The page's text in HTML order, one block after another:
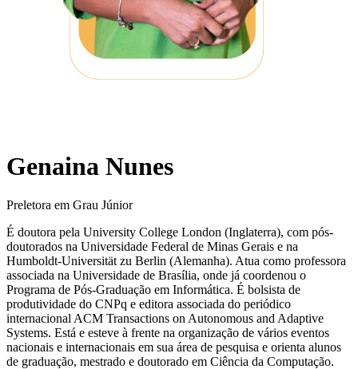
Genaina Nunes
Preletora em Grau Júnior
É doutora pela University College London (Inglaterra), com pós-
doutorados na Universidade Federal de Minas Gerais e na
Humboldt-Universität zu Berlin (Alemanha). Atua como professora
associada na Universidade de Brasília, onde já coordenou o
Programa de Pós-Graduação em Informática. É bolsista de
produtividade do CNPq e editora associada do periódico
internacional ACM Transactions on Autonomous and Adaptive
Systems. Está e esteve à frente na organização de vários eventos
nacionais e internacionais em sua área de pesquisa e orienta alunos
de graduação, mestrado e doutorado em Ciência da Computação.